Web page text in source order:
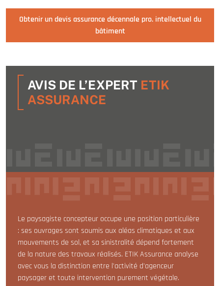
Obtenir un devis assurance décennale pro. intellectuel du
bâtiment
AVIS DE L’EXPERT ETIK
ASSURANCE
Le paysagiste concepteur occupe une position particulière
: ses ouvrages sont soumis aux aléas climatiques et aux
mouvements de sol, et sa sinistralité dépend fortement
de la nature des travaux réalisés. ETIK Assurance analyse
avec vous la distinction entre l'activité d'agenceur
paysager et toute intervention purement végétale.